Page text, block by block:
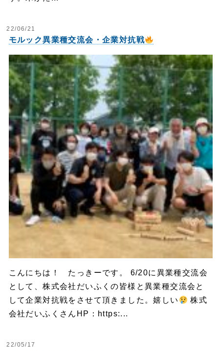
22/06/21
モルック異業種交流会・企業対抗戦
こんにちは！ たっきーです。 6/20に異業種交流会
として、株式会社だいふくの皆様と異業種交流会と
して企業対抗戦をさせて頂きました。嬉しい
株式
会社だいふくさんHP：https:...
22/05/17